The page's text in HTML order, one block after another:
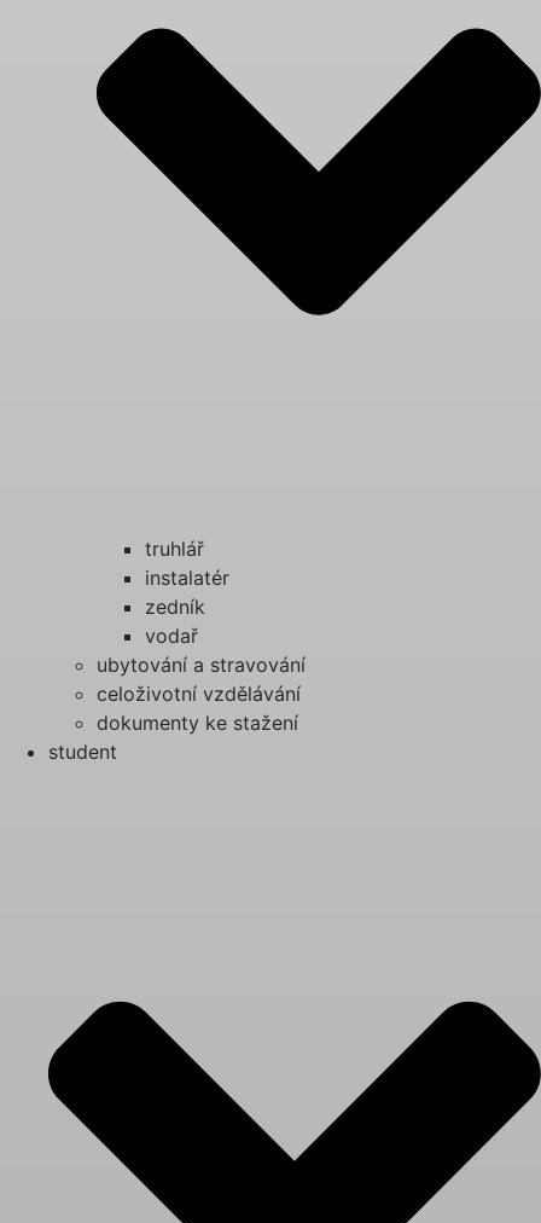
truhlář
instalatér
zedník
vodař
ubytování a stravování
celoživotní vzdělávání
dokumenty ke stažení
student